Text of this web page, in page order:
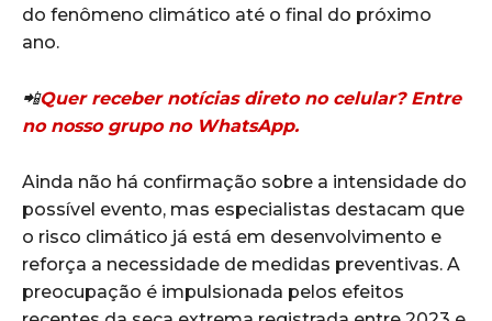
do fenômeno climático até o final do próximo
ano.
📲Quer receber notícias direto no celular? Entre
no nosso grupo no WhatsApp.
Ainda não há confirmação sobre a intensidade do
possível evento, mas especialistas destacam que
o risco climático já está em desenvolvimento e
reforça a necessidade de medidas preventivas. A
preocupação é impulsionada pelos efeitos